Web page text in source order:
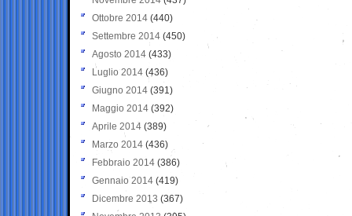
Ottobre 2014 (440)
Settembre 2014 (450)
Agosto 2014 (433)
Luglio 2014 (436)
Giugno 2014 (391)
Maggio 2014 (392)
Aprile 2014 (389)
Marzo 2014 (436)
Febbraio 2014 (386)
Gennaio 2014 (419)
Dicembre 2013 (367)